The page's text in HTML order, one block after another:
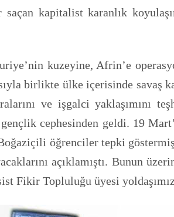
kapitalist karanlık
kuzeyine, Afrin’e
birlikte ülke içerisinde savaş
ve işgalci yaklaşımını
cephesinden geldi. 19
öğrenciler tepki
açıklamıştı. Bunun
Fikir Topluluğu üyesi